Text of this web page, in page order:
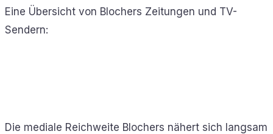
Eine Übersicht von Blochers Zeitungen und TV-
Sendern:
Die mediale Reichweite Blochers nähert sich langsam